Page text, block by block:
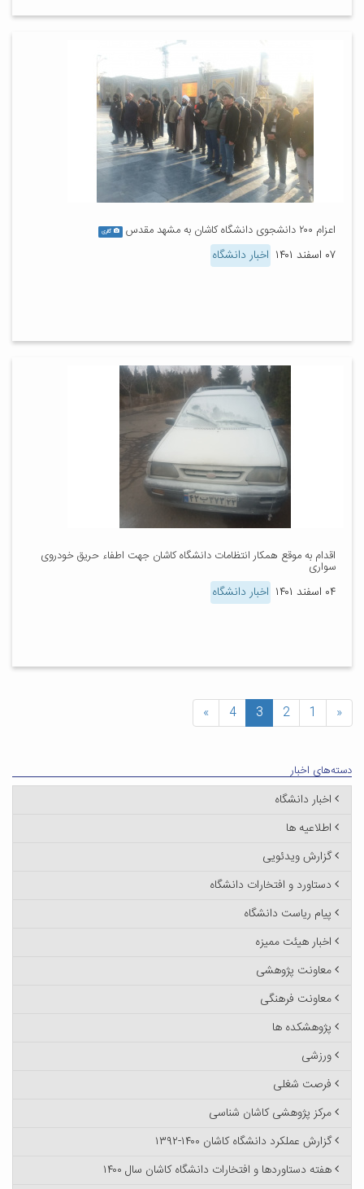
اعزام ۲۰۰ دانشجوی دانشگاه کاشان به مشهد مقدس گالری
۰۷ اسفند ۱۴۰۱ اخبار دانشگاه
اقدام به موقع همکار انتظامات دانشگاه کاشان جهت اطفاء حریق خودروی
سواری
۰۴ اسفند ۱۴۰۱ اخبار دانشگاه
«
1
2
3
4
»
دسته‌های اخبار
اخبار دانشگاه
اطلاعیه ها
گزارش ویدئویی
دستاورد و افتخارات دانشگاه
پیام ریاست دانشگاه
اخبار هیئت ممیزه
معاونت پژوهشی
معاونت فرهنگی
پژوهشکده ها
ورزشی
فرصت شغلی
مرکز پژوهشی کاشان شناسی
گزارش عملکرد دانشگاه کاشان ۱۴۰۰-۱۳۹۲
هفته دستاوردها و افتخارات دانشگاه کاشان سال ۱۴۰۰